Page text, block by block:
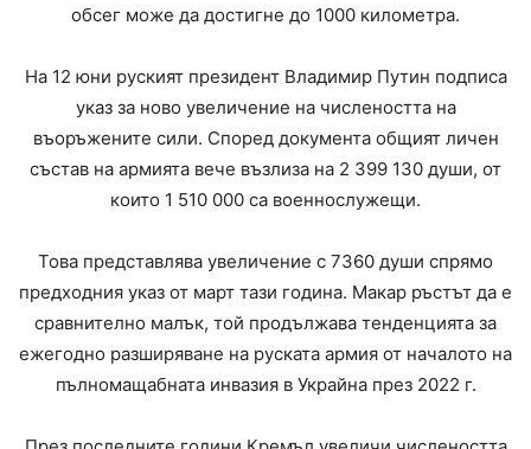
обсег може да достигне до 1000 километра.
На 12 юни руският президент Владимир Путин подписа
указ за ново увеличение на числеността на
въоръжените сили. Според документа общият личен
състав на армията вече възлиза на 2 399 130 души, от
които 1 510 000 са военнослужещи.
Това представлява увеличение с 7360 души спрямо
предходния указ от март тази година. Макар ръстът да е
сравнително малък, той продължава тенденцията за
ежегодно разширяване на руската армия от началото на
пълномащабната инвазия в Украйна през 2022 г.